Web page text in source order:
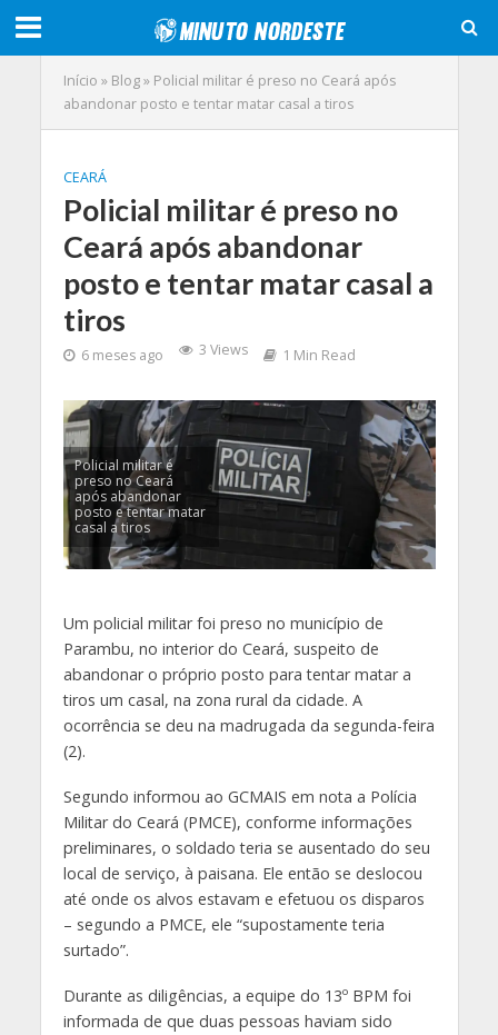
Início » Blog» Policial militar é preso no Ceará após
abandonar posto e tentar matar casal a tiros
CEARÁ
Policial militar é preso no
Ceará após abandonar
posto e tentar matar casal a
tiros
6 meses ago 3 Views 1 Min Read
Policial militar é
preso no Ceará
após abandonar
posto e tentar matar
casal a tiros
Um policial militar foi preso no município de
Parambu, no interior do Ceará, suspeito de
abandonar o próprio posto para tentar matar a
tiros um casal, na zona rural da cidade. A
ocorrência se deu na madrugada da segunda-feira
(2).
Segundo informou ao GCMAIS em nota a Polícia
Militar do Ceará (PMCE), conforme informações
preliminares, o soldado teria se ausentado do seu
local de serviço, à paisana. Ele então se deslocou
até onde os alvos estavam e efetuou os disparos
– segundo a PMCE, ele “supostamente teria
surtado”.
Durante as diligências, a equipe do 13º BPM foi
informada de que duas pessoas haviam sido